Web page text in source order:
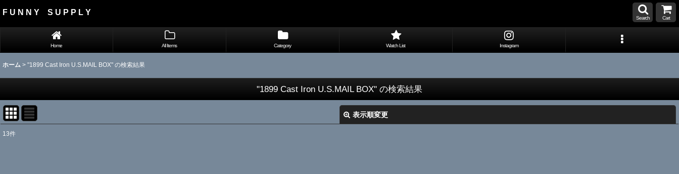
F U N N Y S U P P L Y
Search Cart
Home All Items Category Watch List Instagram
ホーム > "1899 Cast Iron U.S.MAIL BOX" の検索結果
"1899 Cast Iron U.S.MAIL BOX" の検索結果
表示順変更
13件